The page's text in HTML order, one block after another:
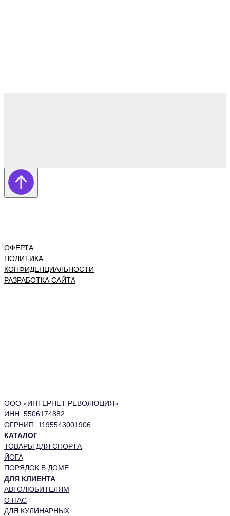
ООО «ИНТЕРНЕТ РЕВОЛЮЦИЯ»
ИНН: 5506174882
ОГРНИП: 1195543001906
КАТАЛОГ
ТОВАРЫ ДЛЯ СПОРТА
ЙОГА
ПОРЯДОК В ДОМЕ
ДЛЯ КЛИЕНТА
АВТОЛЮБИТЕЛЯМ
О НАС
ДЛЯ КУЛИНАРНЫХ
ОФЕРТА
ПОЛИТИКА
КОНФИДЕНЦИАЛЬНОСТИ
РАЗРАБОТКА САЙТА